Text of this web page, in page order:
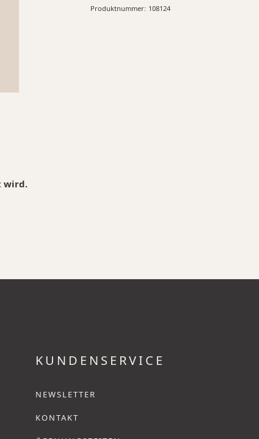
Produktnummer: 108124
wird.
KUNDENSERVICE
NEWSLETTER
KONTAKT